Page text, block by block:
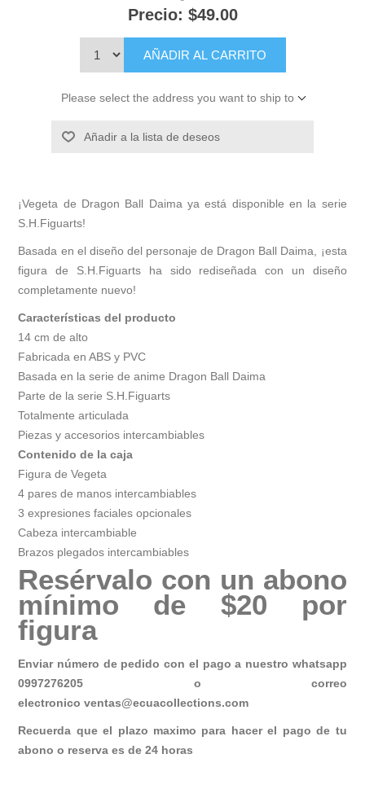
Precio: $49.00
AÑADIR AL CARRITO
Please select the address you want to ship to
Añadir a la lista de deseos
¡Vegeta de Dragon Ball Daima ya está disponible en la serie
S.H.Figuarts!
Basada en el diseño del personaje de Dragon Ball Daima, ¡esta
figura de S.H.Figuarts ha sido rediseñada con un diseño
completamente nuevo!
Características del producto
14 cm de alto
Fabricada en ABS y PVC
Basada en la serie de anime Dragon Ball Daima
Parte de la serie S.H.Figuarts
Totalmente articulada
Piezas y accesorios intercambiables
Contenido de la caja
Figura de Vegeta
4 pares de manos intercambiables
3 expresiones faciales opcionales
Cabeza intercambiable
Brazos plegados intercambiables
Resérvalo con un abono
mínimo de $20 por
figura
Enviar número de pedido con el pago a nuestro whatsapp
0997276205 o correo
electronicoventas@ecuacollections.com
Recuerda que el plazo maximo para hacer el pago de tu
abono o reserva es de 24 horas